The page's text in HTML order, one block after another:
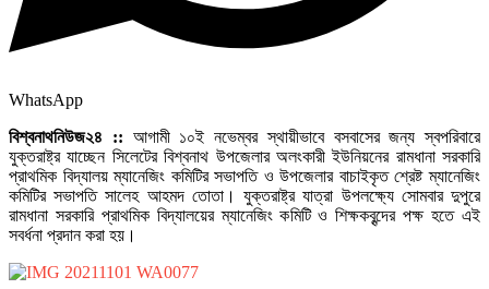
WhatsApp
বিশ্বনাথনিউজ২৪ :: আগামী ১০ই নভেম্বর স্থায়ীভাবে বসবাসের জন্য স্বপরিবারে
যুক্তরাষ্ট্র যাচ্ছেন সিলেটের বিশ্বনাথ উপজেলার অলংকারী ইউনিয়নের রামধানা সরকারি
প্রাথমিক বিদ্যালয় ম্যানেজিং কমিটির সভাপতি ও উপজেলার বাচাইকৃত শ্রেষ্ট ম্যানেজিং
কমিটির সভাপতি সালেহ আহমদ তোতা। যুক্তরাষ্ট্র যাত্রা উপলক্ষ্যে সোমবার দুপুরে
রামধানা সরকারি প্রাথমিক বিদ্যালয়ের ম্যানেজিং কমিটি ও শিক্ষকবৃন্দের পক্ষ হতে এই
সবর্ধনা প্রদান করা হয়।